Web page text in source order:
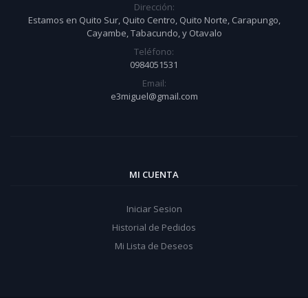
Dirección:
Estamos en Quito Sur, Quito Centro, Quito Norte, Carapungo,
Cayambe, Tabacundo, y Otavalo
Teléfono:
0984051531
Email:
e3miguel@gmail.com
MI CUENTA
Iniciar Sesion
Historial de Pedidos
Mi Lista de Deseos